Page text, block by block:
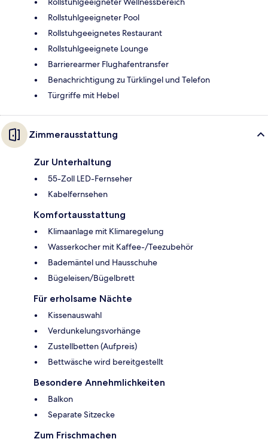
Rollstuhlgeeigneter Pool
Rollstuhgeeignetes Restaurant
Rollstuhlgeeignete Lounge
Barrierearmer Flughafentransfer
Benachrichtigung zu Türklingel und Telefon
Türgriffe mit Hebel
Zimmerausstattung
Zur Unterhaltung
55-Zoll LED-Fernseher
Kabelfernsehen
Komfortausstattung
Klimaanlage mit Klimaregelung
Wasserkocher mit Kaffee-/Teezubehör
Bademäntel und Hausschuhe
Bügeleisen/Bügelbrett
Für erholsame Nächte
Kissenauswahl
Verdunkelungsvorhänge
Zustellbetten (Aufpreis)
Bettwäsche wird bereitgestellt
Besondere Annehmlichkeiten
Balkon
Separate Sitzecke
Zum Frischmachen